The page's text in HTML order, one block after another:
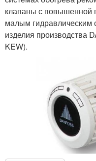
клапаны с повышенной
малым гидравлическим
изделия производства
KEW).